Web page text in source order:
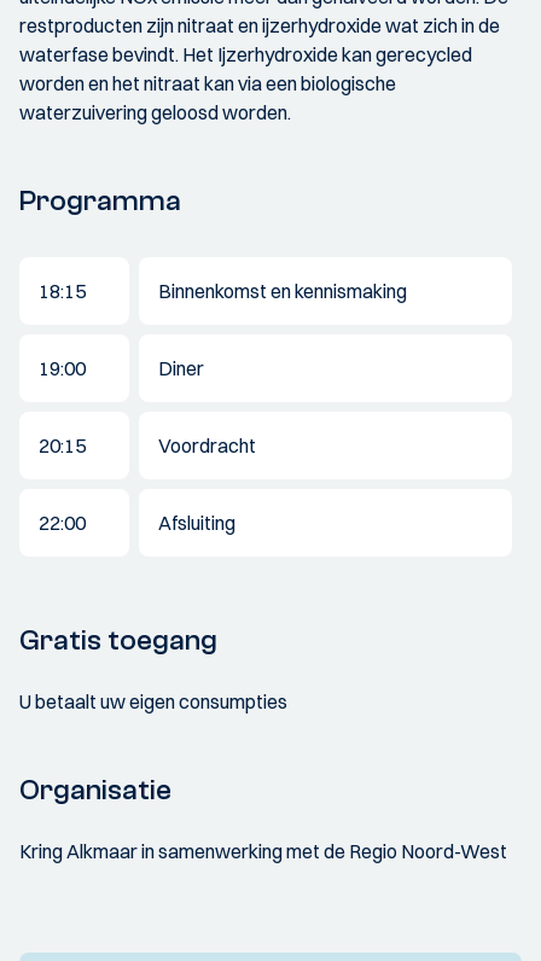
restproducten zijn nitraat en ijzerhydroxide wat zich in de
waterfase bevindt. Het Ijzerhydroxide kan gerecycled
worden en het nitraat kan via een biologische
waterzuivering geloosd worden.
Programma
18:15 Binnenkomst en kennismaking
19:00 Diner
20:15 Voordracht
22:00 Afsluiting
Gratis toegang
U betaalt uw eigen consumpties
Organisatie
Kring Alkmaar in samenwerking met de Regio Noord-West